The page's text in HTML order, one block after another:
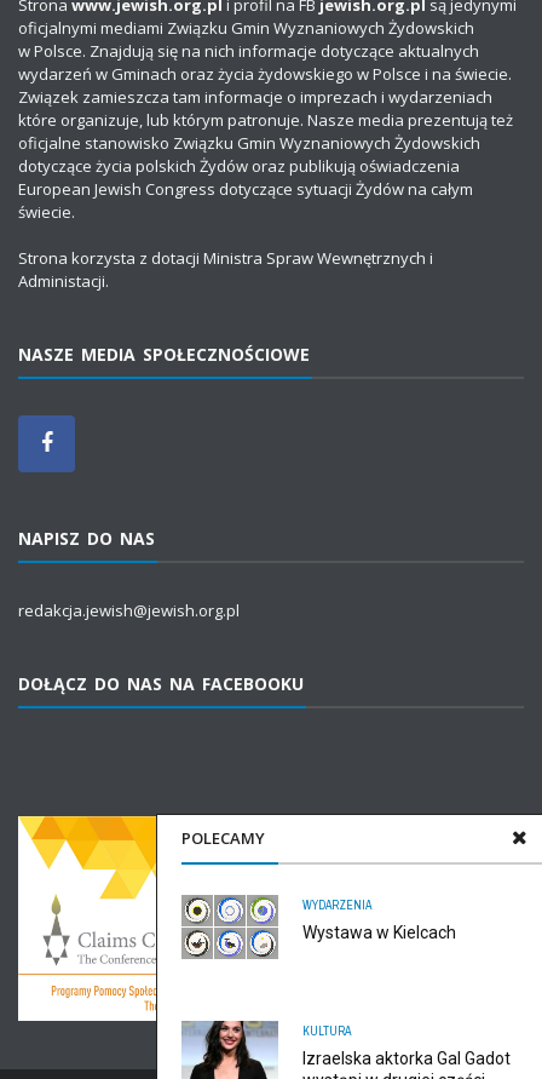
POLECAMY
WYDARZENIA
Wystawa w Kielcach
KULTURA
Izraelska aktorka Gal Gadot
Strona www.jewish.org.pl i profil na FB jewish.org.pl są jedynymi
oficjalnymi mediami Związku Gmin Wyznaniowych Żydowskich
w Polsce. Znajdują się na nich informacje dotyczące aktualnych
wydarzeń w Gminach oraz życia żydowskiego w Polsce i na świecie.
Związek zamieszcza tam informacje o imprezach i wydarzeniach
które organizuje, lub którym patronuje. Nasze media prezentują też
oficjalne stanowisko Związku Gmin Wyznaniowych Żydowskich
dotyczące życia polskich Żydów oraz publikują oświadczenia
European Jewish Congress dotyczące sytuacji Żydów na całym
świecie.
Strona korzysta z dotacji Ministra Spraw Wewnętrznych i
Administacji.
NASZE MEDIA SPOŁECZNOŚCIOWE
NAPISZ DO NAS
redakcja.jewish@jewish.org.pl
DOŁĄCZ DO NAS NA FACEBOOKU